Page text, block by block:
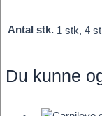
Antal stk. 1 stk, 4
Du kunne